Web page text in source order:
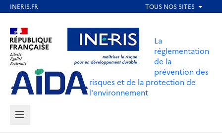
contenu
principal
Aller au contenu Aller au menu
Aller au pied de page
La
réglementation
de la
prévention des
risques et de la protection de
l'environnement
MENU